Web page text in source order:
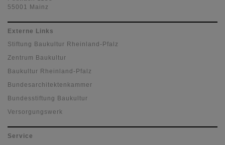
55001 Mainz
Externe Links
Stiftung Baukultur Rheinland-Pfalz
Zentrum Baukultur
Baukultur Rheinland-Pfalz
Bundesarchitektenkammer
Bundesstiftung Baukultur
Versorgungswerk
Service